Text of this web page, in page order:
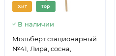
Хит Top
В наличии
Мольберт стационарный
№41, Лира, сосна,